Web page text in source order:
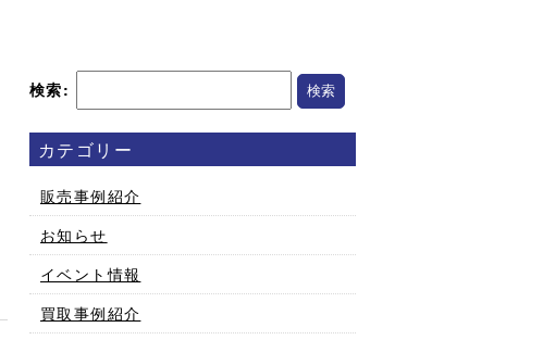
検索:
カテゴリー
販売事例紹介
お知らせ
イベント情報
買取事例紹介